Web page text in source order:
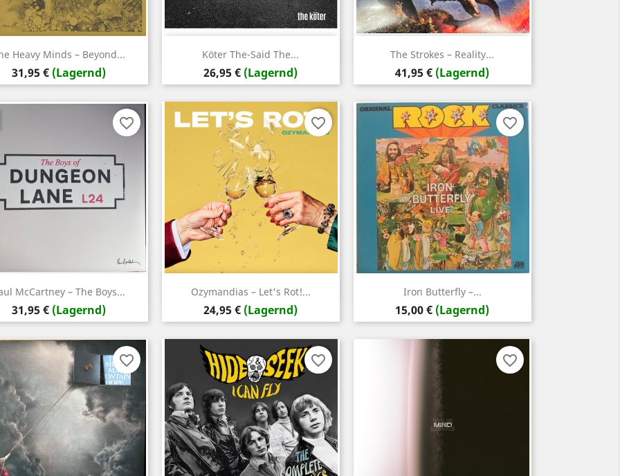
Heavy Minds – Beyond...
Preis
31,95 € (Lagernd)
 Vorschau Köter The-Said The...
Preis
26,95 € (Lagernd)
Vorschau The Strokes – Reality...
Preis
41,95 € (Lagernd)
Vorschau
McCartney – The Boys...
Preis
31,95 € (Lagernd)
Vorschau
favorite_border
Ozymandias – Let's Rot!...
Preis
24,95 € (Lagernd)
Vorschau
favorite_border
Iron Butterfly ‎–...
Preis
15,00 € (Lagernd)
 Vorschau
favorite_border
favorite_border favorite_border favorite_border